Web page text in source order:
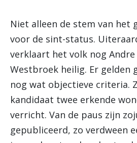
Niet alleen de stem van het
voor de sint-status.
verklaart het volk nog Andre
Westbroek heilig. Er gelden
nog wat objectieve criteria.
kandidaat twee erkende
verricht. Van de paus zijn
gepubliceerd, zo verdween